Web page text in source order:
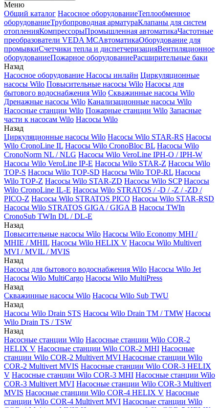
Меню
Общий каталог Насосное оборудованиеТеплообменное
оборудованиеТрубопроводная арматураКлапаны для систем
отопленияКомпрессорыПромышленная автоматикаЧастотные
преобразователи VEDA MCАвтоматикаОборудование для
промывкиСчетчики тепла и диспетчеризацияВентиляционное
оборудованиеПожарное оборудованиеРасширительные баки
Назад
Насосное оборудование Насосы инлайн Циркуляционные
насосы Wilo Повысительные насосы Wilo Насосы для
бытового водоснабжения Wilo Скважинные насосы Wilo
Дренажные насосы Wilo Канализационные насосы Wilo
Насосные станции Wilo Пожарные станции Wilo Запасные
части к насосам Wilo Насосы Wilo
Назад
Циркуляционные насосы Wilo Насосы Wilo STAR-RS Насосы
Wilo CronoLine IL Насосы Wilo CronoBloc BL Насосы Wilo
CronoNorm NL / NLG Насосы Wilo VeroLine IPH-O / IPH-W
Насосы Wilo VeroLine IP-E Насосы Wilo STAR-Z Насосы Wilo
TOP-S Насосы Wilo TOP-SD Насосы Wilo TOP-RL Насосы
Wilo TOP-Z Насосы Wilo STAR-ZD Насосы Wilo SCP Насосы
Wilo CronoLine IL-E Насосы Wilo STRATOS / -D / -Z / -ZD /
PICO-Z Насосы Wilo STRATOS PICO Насосы Wilo STAR-RSD
Насосы Wilo STRATOS GIGA / GIGA B Насосы TWIn
CronoSub TWIn DL / DL-E
Назад
Повысительные насосы Wilo Насосы Wilo Economy MHI /
MHIE / MHIL Насосы Wilo HELIX V Насосы Wilo Multivert
MVI / MVIL / MVIS
Назад
Насосы для бытового водоснабжения Wilo Насосы Wilo Jet
Насосы Wilo MultiCargo Насосы Wilo MultiPress
Назад
Скважинные насосы Wilo Насосы Wilo Sub TWU
Назад
Насосы Wilo Drain STS Насосы Wilo Drain TM / TMW Насосы
Wilo Drain TS / TSW
Назад
Насосные станции Wilo Насосные станции Wilo COR-2
HELIX V Насосные станции Wilo COR-2 MHI Насосные
станции Wilo COR-2 Multivert MVI Насосные станции Wilo
COR-2 Multivert MVIS Насосные станции Wilo COR-3 HELIX
V Насосные станции Wilo COR-3 MHI Насосные станции Wilo
COR-3 Multivert MVI Насосные станции Wilo COR-3 Multivert
MVIS Насосные станции Wilo COR-4 HELIX V Насосные
станции Wilo COR-4 Multivert MVI Насосные станции Wilo